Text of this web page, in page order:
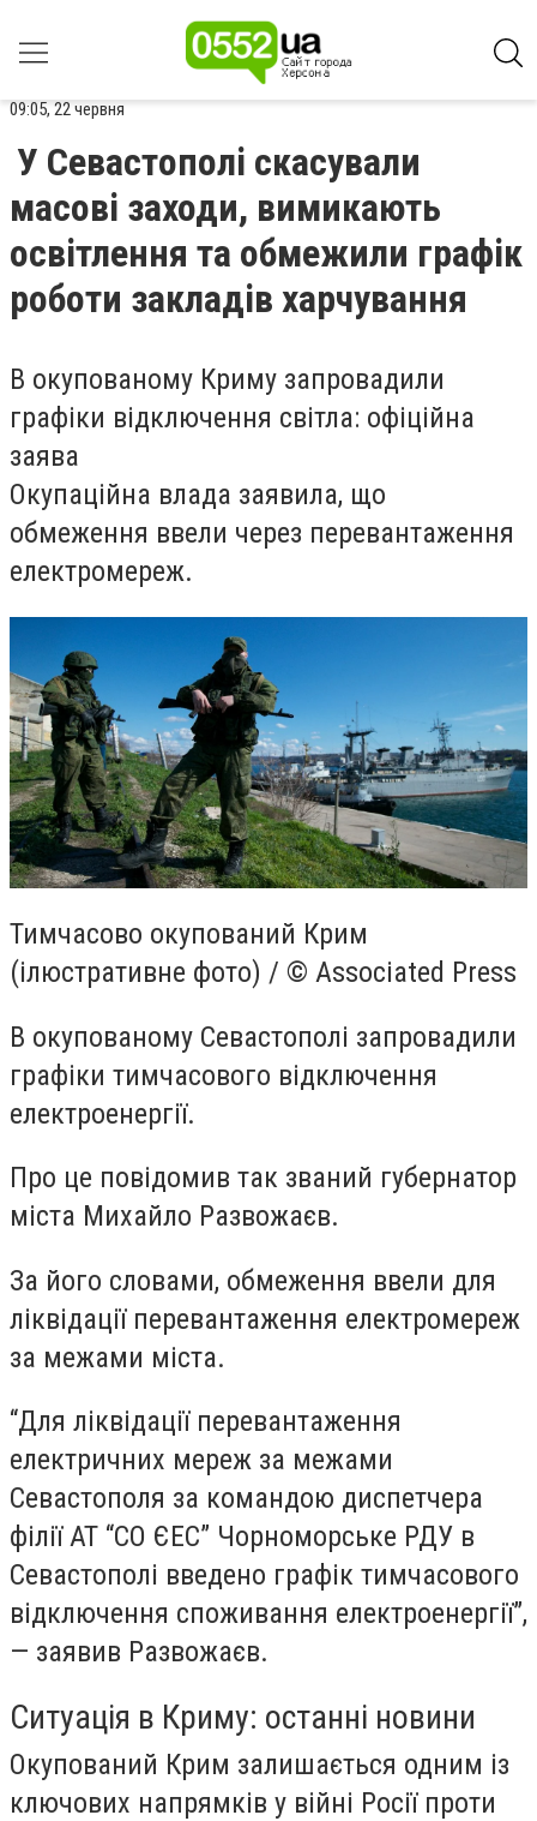
09:05, 22 червня
У Севастополі скасували
масові заходи, вимикають
освітлення та обмежили графік
роботи закладів харчування
В окупованому Криму запровадили
графіки відключення світла: офіційна
заява
Окупаційна влада заявила, що
обмеження ввели через перевантаження
електромереж.
Тимчасово окупований Крим
(ілюстративне фото) / © Associated Press
В окупованому Севастополі запровадили
графіки тимчасового відключення
електроенергії.
Про це повідомив так званий губернатор
міста Михайло Развожаєв.
За його словами, обмеження ввели для
ліквідації перевантаження електромереж
за межами міста.
“Для ліквідації перевантаження
електричних мереж за межами
Севастополя за командою диспетчера
філії АТ “СО ЄЕС” Чорноморське РДУ в
Севастополі введено графік тимчасового
відключення споживання електроенергії”,
— заявив Развожаєв.
Ситуація в Криму: останні новини
Окупований Крим залишається одним із
ключових напрямків у війні Росії проти